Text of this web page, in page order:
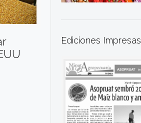
Ediciones Impresas